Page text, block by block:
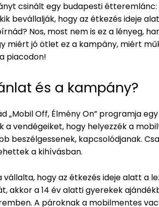
csinált egy budapesti étteremlánc:
bevállalják, hogy az étkezés ideje
Nos, most nem is ez a lényeg,
miért jó ötlet ez a kampány, miért
piacodon!
és a kampány?
„Mobil Off, Élmény On” programja
vendégeiket, hogy helyezzék a
beszélgessenek, kapcsolódjanak.
a kihívásban.
vállalta, hogy az étkezés ideje alatt a
akkor a 14 év alatti gyerekek
A pároknak a mobilmentes